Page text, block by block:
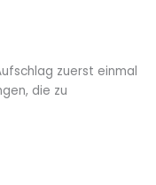
zuerst einmal
die zu